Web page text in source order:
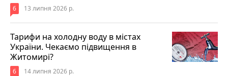
6 13 липня 2026 р.
Тарифи на холодну воду в містах
України. Чекаємо підвищення в
Житомирі?
6 14 липня 2026 р.